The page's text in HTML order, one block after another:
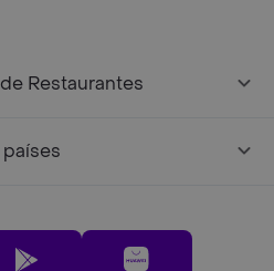
Restaurantes